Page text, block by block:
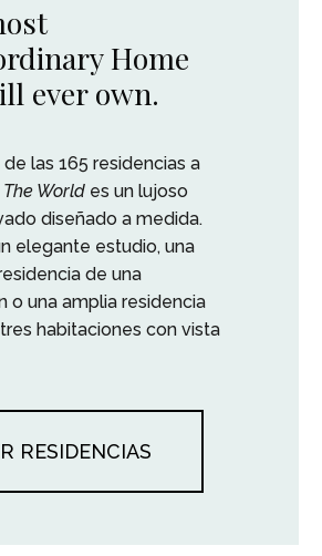
Home
ever own.
de las 165 residencias a
The Worldes un lujoso
diseñado a medida.
elegante estudio, una
de una
o una amplia residencia
habitaciones con vista
RESIDENCIAS